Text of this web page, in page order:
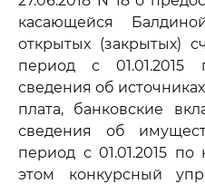
касающейся
открытых (закрытых)
период с
сведения об
плата, банковские
сведения об
период с 01.01.2015
этом конкурсный